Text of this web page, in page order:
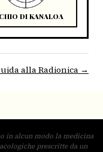
DI KANALOA
alla Radionica →
in alcun modo la medicina
prescritte da un